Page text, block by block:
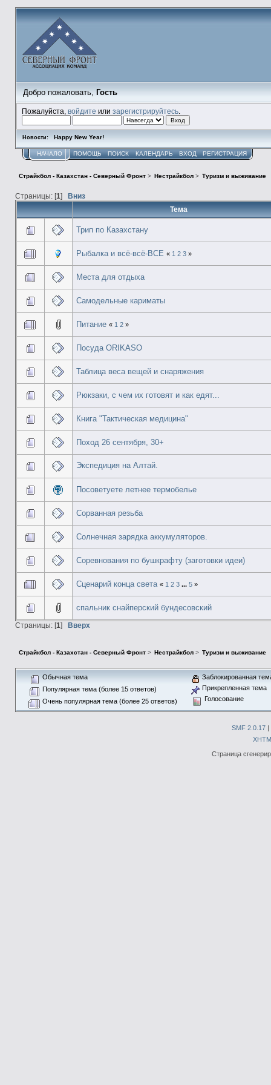
Добро пожаловать, Гость
Пожалуйста, войдите или зарегистрируйтесь.
Новости: Happy New Year!
НАЧАЛО ПОМОЩЬ ПОИСК КАЛЕНДАРЬ ВХОД РЕГИСТРАЦИЯ
Страйкбол - Казахстан - Северный Фронт> Нестрайкбол > Туризм и выживание
Страницы: [1] Вниз
Тема
Трип по Казахстану
Рыбалка и всё-всё-ВСЕ « 1 2 3»
Места для отдыха
Самодельные кариматы
Питание « 1 2»
Посуда ORIKASO
Таблица веса вещей и снаряжения
Рюкзаки, с чем их готовят и как едят...
Книга "Тактическая медицина"
Поход 26 сентября, 30+
Экспедиция на Алтай.
Посоветуете летнее термобелье
Сорванная резьба
Солнечная зарядка аккумуляторов.
Соревнования по бушкрафту (заготовки идеи)
Сценарий конца света « 1 2 3 ... 5»
спальник снайперский бундесовский
Страницы: [1] Вверх
Страйкбол - Казахстан - Северный Фронт> Нестрайкбол > Туризм и выживание
Обычная тема
Популярная тема (более 15 ответов)
Очень популярная тема (более 25 ответов)
Заблокированная
Прикрепленная тема
Голосование
SMF 2.0.17 |
Страница